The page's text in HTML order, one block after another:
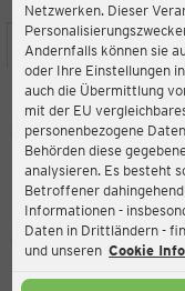
Netzwerken. Dieser
Andernfalls können sie
oder Ihre Einstellungen
auch die Übermittlung
mit der EU
personenbezogene
Behörden diese
analysieren. Es besteht
Betroffener
Informationen -
Daten in Drittländern -
und unseren Cookie
STANDORT SERVICES
Ernsting's
Saline 5,
Aktuell: